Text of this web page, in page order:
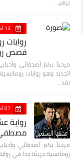
13 أكتوبر 2018
روايات
قصص
الجديد وهو روايات
نقد…
07 أكتوبر 2018
رواية
رومانسية جريئة جدا في